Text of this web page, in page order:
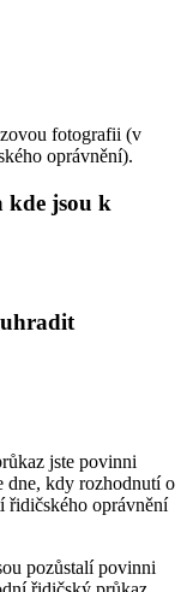
fotografii (v
oprávnění).
kde jsou k
jste povinni
dne, kdy rozhodnutí o
řidičského oprávnění
pozůstalí povinni